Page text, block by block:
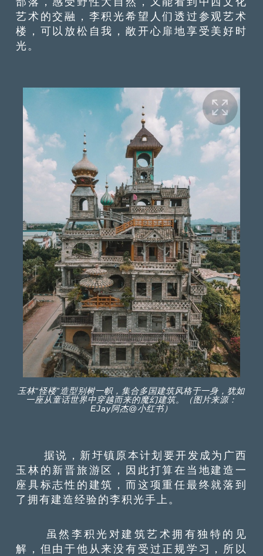
艺术的交融，李积光希望人们透过参观艺术
楼，可以放松自我，敞开心扉地享受美好时
光。
玉林“怪楼”造型别树一帜，集合多国建筑风格于一身，犹如
一座从童话世界中穿越而来的魔幻建筑。（图片来源：
EJay阿杰@小红书）
据说，新圩镇原本计划要开发成为广西
玉林的新晋旅游区，因此打算在当地建造一
座具标志性的建筑，而这项重任最终就落到
了拥有建造经验的李积光手上。
虽然李积光对建筑艺术拥有独特的见
解，但由于他从来没有受过正规学习，所以